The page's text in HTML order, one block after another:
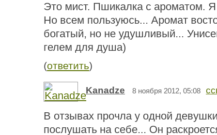
Это мист. Пшикалка с ароматом.
Но всем пользуюсь... Аромат
богатый, но не удушливый...
гелем для душа)
(ответить)
Kanadze 8 ноября 2012, 05:08
В отзывах прочла у одной
послушать на себе... Он